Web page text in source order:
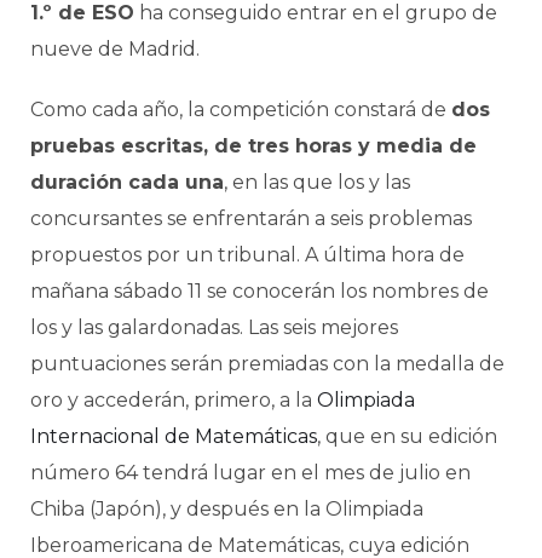
1.º de ESO ha conseguido entrar en el grupo de
nueve de Madrid.
Como cada año, la competición constará de dos
pruebas escritas, de tres horas y media de
duración cada una, en las que los y las
concursantes se enfrentarán a seis problemas
propuestos por un tribunal. A última hora de
mañana sábado 11 se conocerán los nombres de
los y las galardonadas. Las seis mejores
puntuaciones serán premiadas con la medalla de
oro y accederán, primero, a la Olimpiada
Internacional de Matemáticas, que en su edición
número 64 tendrá lugar en el mes de julio en
Chiba (Japón), y después en la Olimpiada
Iberoamericana de Matemáticas, cuya edición